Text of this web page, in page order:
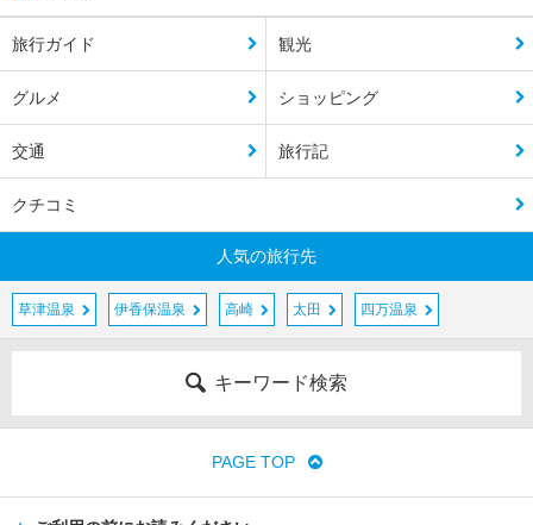
旅行ガイド 観光
グルメ ショッピング
交通 旅行記
クチコミ
人気の旅行先
草津温泉 伊香保温泉 高崎 太田 四万温泉
キーワード検索
PAGE TOP